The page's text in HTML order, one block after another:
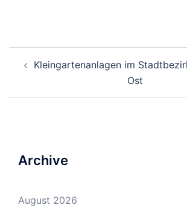
Navigation
Kleingartenanlagen im
Ost
Archive
August 2026